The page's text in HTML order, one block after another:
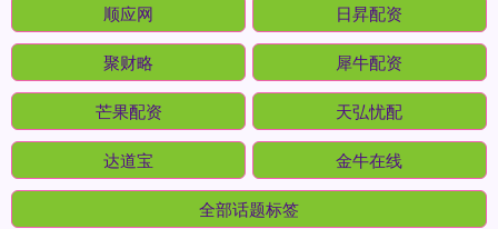
顺应网 日昇配资
聚财略 犀牛配资
芒果配资 天弘忧配
达道宝 金牛在线
全部话题标签